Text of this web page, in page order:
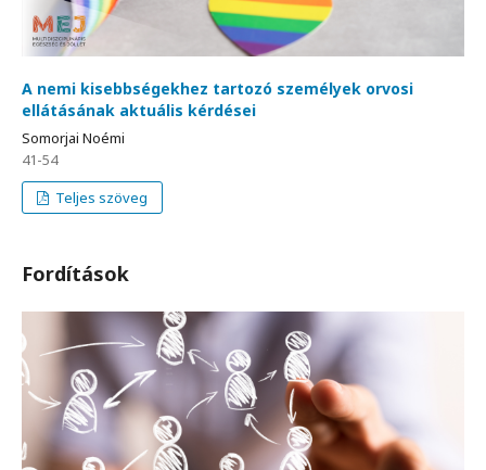
A nemi kisebbségekhez tartozó személyek orvosi
ellátásának aktuális kérdései
Somorjai Noémi
41-54
Teljes szöveg
Fordítások